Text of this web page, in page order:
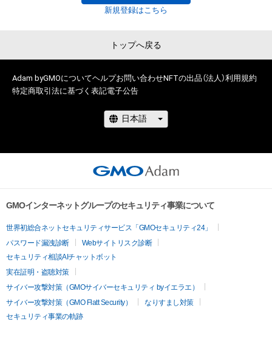
新規登録はこちら
トップへ戻る
Adam byGMOについてヘルプお問い合わせNFTの出品（法人）利用規約
特定商取引法に基づく表記電子公告
GMOインターネットグループのセキュリティ事業について
世界初総合ネットセキュリティサービス「GMOセキュリティ24」
パスワード漏洩診断
Webサイトリスク診断
セキュリティ相談AIチャットボット
実在証明・盗聴対策
サイバー攻撃対策（GMOサイバーセキュリティ byイエラエ）
サイバー攻撃対策（GMO Flatt Security）
なりすまし対策
セキュリティ事業の軌跡